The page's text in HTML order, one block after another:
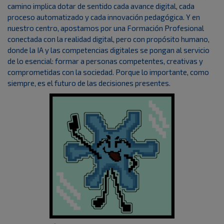
camino implica dotar de sentido cada avance digital, cada
proceso automatizado y cada innovación pedagógica. Y en
nuestro centro, apostamos por una Formación Profesional
conectada con la realidad digital, pero con propósito humano,
donde la IA y las competencias digitales se pongan al servicio
de lo esencial: formar a personas competentes, creativas y
comprometidas con la sociedad. Porque lo importante, como
siempre, es el futuro de las decisiones presentes.